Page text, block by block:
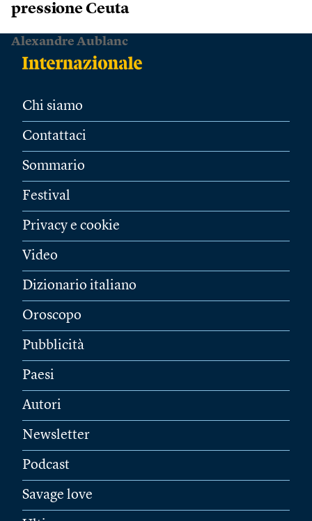
pressione Ceuta
Alexandre Aublanc
Chi siamo
Contattaci
Sommario
Festival
Privacy e cookie
Video
Dizionario italiano
Oroscopo
Pubblicità
Paesi
Autori
Newsletter
Podcast
Savage love